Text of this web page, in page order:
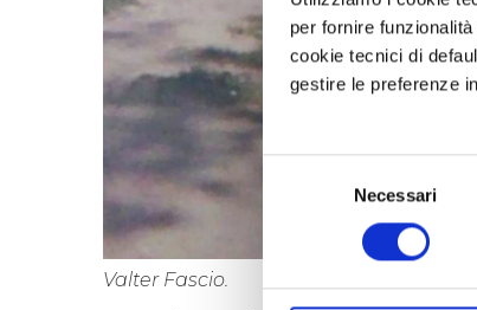
per fornire
cookie tecnici di
gestire le preferenze
Necessari
Valter Fascio.